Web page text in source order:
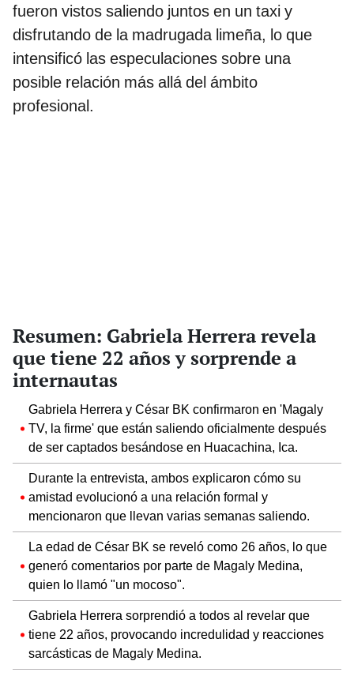
fueron vistos saliendo juntos en un taxi y
disfrutando de la madrugada limeña, lo que
intensificó las especulaciones sobre una
posible relación más allá del ámbito
profesional.
Resumen: Gabriela Herrera revela
que tiene 22 años y sorprende a
internautas
Gabriela Herrera y César BK confirmaron en 'Magaly
TV, la firme' que están saliendo oficialmente después
de ser captados besándose en Huacachina, Ica.
Durante la entrevista, ambos explicaron cómo su
amistad evolucionó a una relación formal y
mencionaron que llevan varias semanas saliendo.
La edad de César BK se reveló como 26 años, lo que
generó comentarios por parte de Magaly Medina,
quien lo llamó "un mocoso".
Gabriela Herrera sorprendió a todos al revelar que
tiene 22 años, provocando incredulidad y reacciones
sarcásticas de Magaly Medina.